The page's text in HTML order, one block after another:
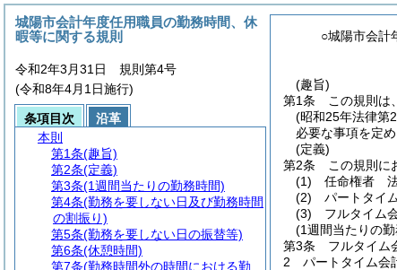
○城陽市会計
(趣旨)
第1条
この規則は、
(昭和25年法律第
必要な事項を定め
(定義)
第2条
この規則に
(1)
任命権者 法
(2)
パートタイ
(3)
フルタイム
(1週間当たりの
第3条
フルタイム
2
パートタイム会
城陽市会計年度任用職員の勤務時間、休
暇等に関する規則
令和2年3月31日 規則第4号
(令和8年4月1日施行)
条項目次
沿革
本則
第1条(趣旨)
第2条(定義)
第3条(1週間当たりの勤務時間)
第4条(勤務を要しない日及び勤務時間
の割振り)
第5条(勤務を要しない日の振替等)
第6条(休憩時間)
第7条(勤務時間外の時間における勤